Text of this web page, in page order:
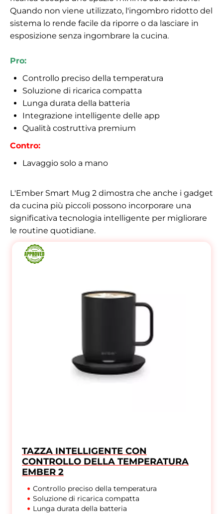
Quando non viene utilizzato, l'ingombro ridotto del
sistema lo rende facile da riporre o da lasciare in
esposizione senza ingombrare la cucina.
Pro:
Controllo preciso della temperatura
Soluzione di ricarica compatta
Lunga durata della batteria
Integrazione intelligente delle app
Qualità costruttiva premium
Contro:
Lavaggio solo a mano
L'Ember Smart Mug 2 dimostra che anche i gadget
da cucina più piccoli possono incorporare una
significativa tecnologia intelligente per migliorare
le routine quotidiane.
TAZZA INTELLIGENTE CON
CONTROLLO DELLA TEMPERATURA
EMBER 2
Controllo preciso della temperatura
Soluzione di ricarica compatta
Lunga durata della batteria